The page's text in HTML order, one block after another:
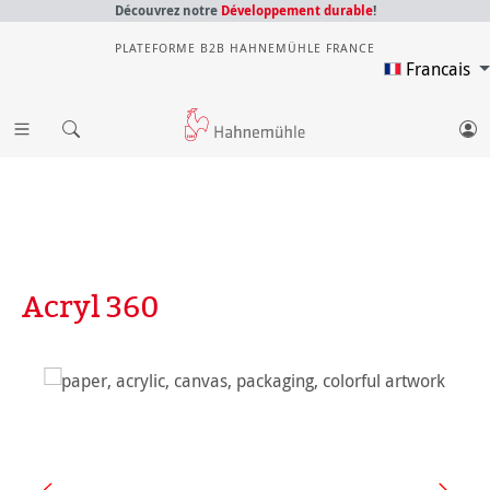
Découvrez notre Développement durable!
PLATEFORME B2B HAHNEMÜHLE FRANCE
Francais
Acryl 360
Ignorer la galerie d'images